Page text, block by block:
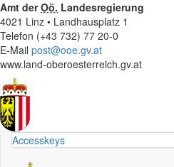
Amt derOö. Landesregierung
4021 Linz • Landhausplatz 1
Telefon (+43 732) 77 20-0
E-Mail post@ooe.gv.at
www.land-oberoesterreich.gv.at
Accesskeys